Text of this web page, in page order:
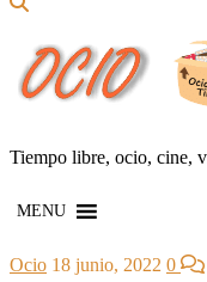
Tiempo libre, ocio, cine,
MENU
Ocio 18 junio, 2022 0